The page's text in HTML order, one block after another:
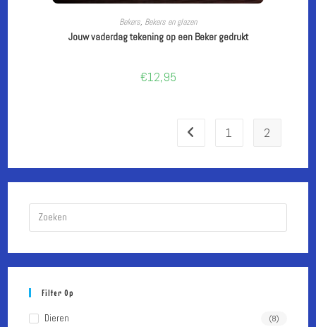
LEES VERDER
Bekers, Bekers en glazen
Jouw vaderdag tekening op een Beker gedrukt
€12,95
1 2
op
Filter Op
Dieren (8)